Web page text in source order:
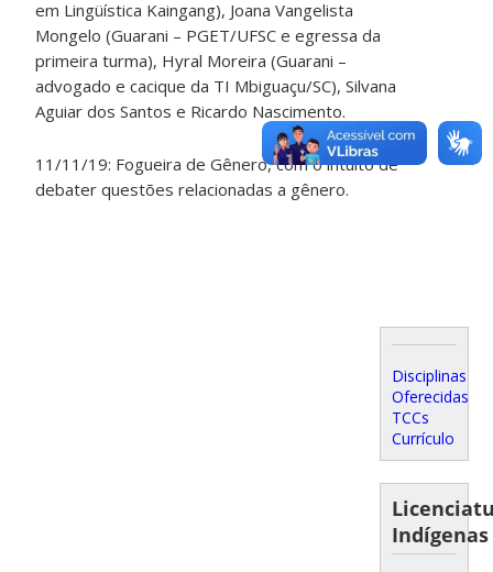
em Lingüística Kaingang), Joana Vangelista
Mongelo (Guarani – PGET/UFSC e egressa da
primeira turma), Hyral Moreira (Guarani –
advogado e cacique da TI Mbiguaçu/SC), Silvana
Aguiar dos Santos e Ricardo Nascimento.
11/11/19: Fogueira de Gênero, com o intuito de
debater questões relacionadas a gênero.
Disciplinas
Oferecidas
TCCs
Currículo
Indígenas